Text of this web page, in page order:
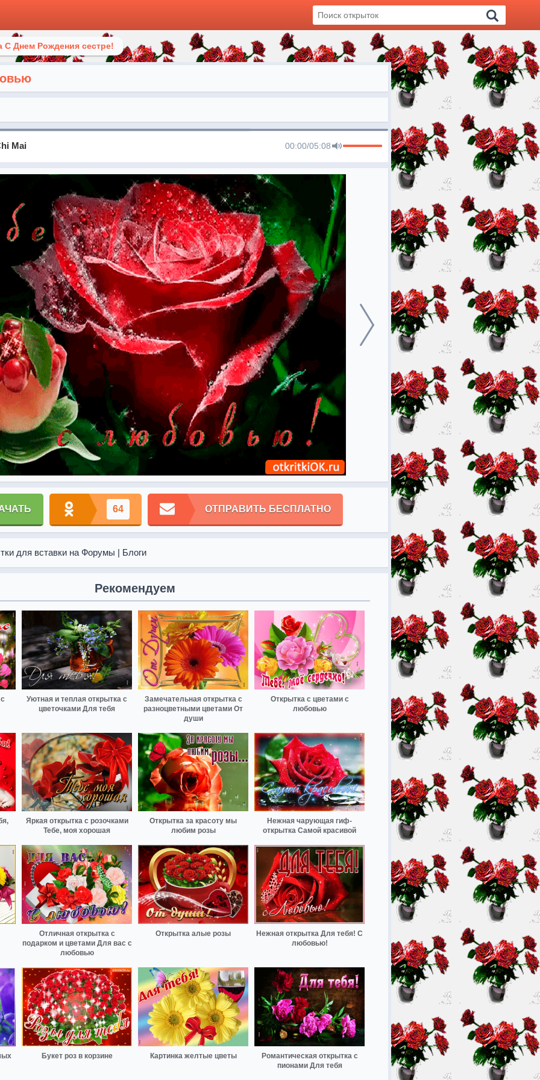
С Днем Рождения сестре!
Mai 00:00/05:08
64 ОТПРАВИТЬ БЕСПЛАТНО
для вставки на Форумы | Блоги
Рекомендуем
Уютная и теплая открытка с
цветочками Для тебя
Замечательная открытка с
разноцветными цветами От
души
Открытка с цветами с
любовью
Яркая открытка с розочками
Тебе, моя хорошая
Открытка за красоту мы
любим розы
Нежная чарующая гиф-
открытка Самой красивой
Отличная открытка с
подарком и цветами Для вас с
любовью
Открытка алые розы
Нежная открытка Для тебя! С
любовью!
Букет роз в корзине Картинка желтые цветы
Романтическая открытка с
пионами Для тебя